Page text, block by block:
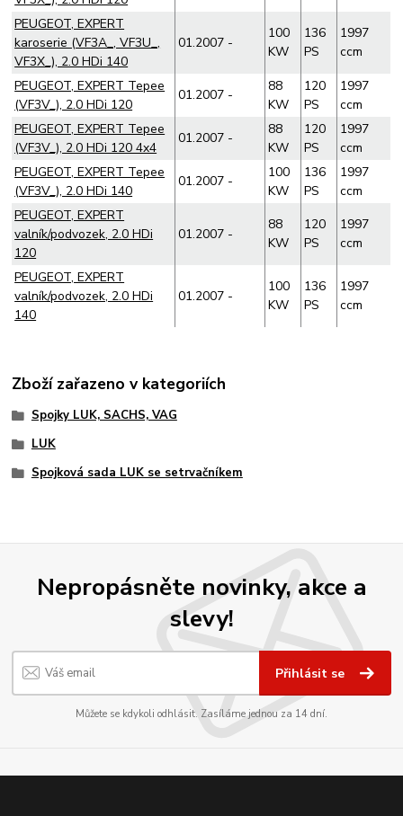
PEUGEOT, EXPERT
karoserie (VF3A_, VF3U_,
VF3X_), 2.0 HDi 140
01.2007 -
100
KW
136
PS
1997
ccm
PEUGEOT, EXPERT Tepee
(VF3V_), 2.0 HDi 120
01.2007 -
88
KW
120
PS
1997
ccm
PEUGEOT, EXPERT Tepee
(VF3V_), 2.0 HDi 120 4x4
01.2007 -
88
KW
120
PS
1997
ccm
PEUGEOT, EXPERT Tepee
(VF3V_), 2.0 HDi 140
01.2007 -
100
KW
136
PS
1997
ccm
PEUGEOT, EXPERT
valník/podvozek, 2.0 HDi
120
01.2007 -
88
KW
120
PS
1997
ccm
PEUGEOT, EXPERT
valník/podvozek, 2.0 HDi
140
01.2007 -
100
KW
136
PS
1997
ccm
Zboží zařazeno v kategoriích
Spojky LUK, SACHS, VAG
LUK
Spojková sada LUK se setrvačníkem
Nepropásněte novinky, akce a
slevy!
Přihlásit se
Můžete se kdykoli odhlásit. Zasíláme jednou za 14 dní.